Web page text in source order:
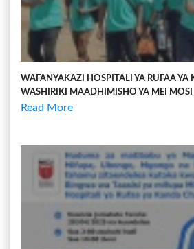
WAFANYAKAZI HOSPITALI YA RUFAA YA
WASHIRIKI MAADHIMISHO YA MEI MOSI
Read More